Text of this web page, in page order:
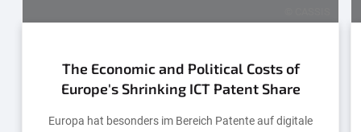
The Economic and Political Costs of
Europe's Shrinking ICT Patent Share
Europa hat besonders im Bereich Patente auf digitale